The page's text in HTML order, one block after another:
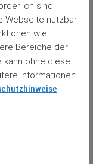
erhöht
sind.
Webseite nutzbar
wie
Bereiche der
kann ohne diese
Informationen